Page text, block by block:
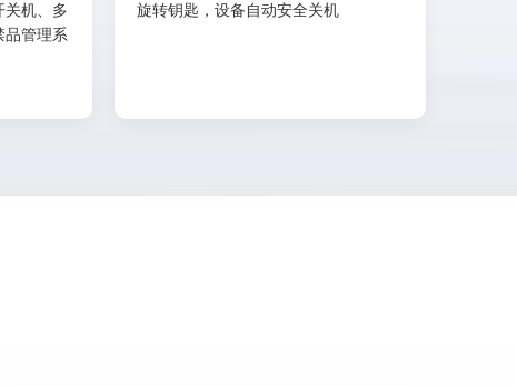
关机、多
品管理系
旋转钥匙，设备自动安全关机